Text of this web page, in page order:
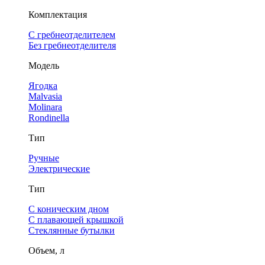
Комплектация
С гребнеотделителем
Без гребнеотделителя
Модель
Ягодка
Malvasia
Molinara
Rondinella
Тип
Ручные
Электрические
Тип
С коническим дном
С плавающей крышкой
Стеклянные бутылки
Объем, л